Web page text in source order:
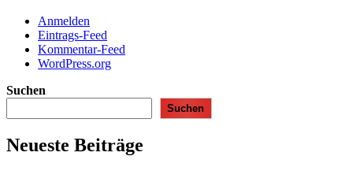
Anmelden
Eintrags-Feed
Kommentar-Feed
WordPress.org
Suchen
Suchen
Neueste Beiträge